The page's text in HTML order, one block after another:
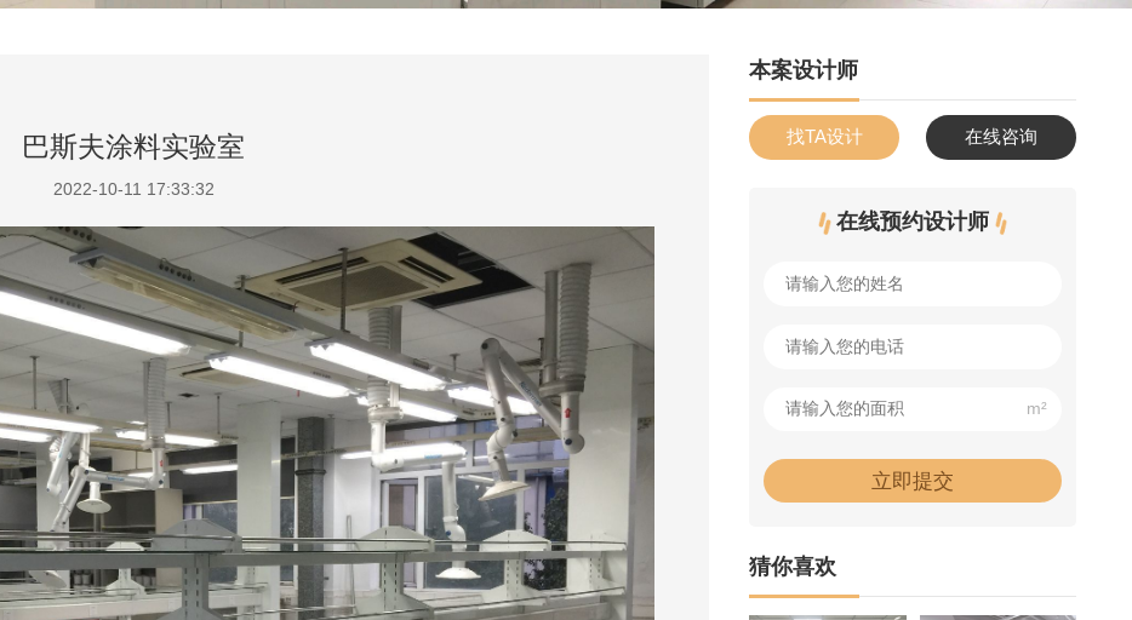
巴斯夫涂料实验室
2022-10-11 17:33:32
本案设计师
找TA设计 在线咨询
在线预约设计师
m²
猜你喜欢